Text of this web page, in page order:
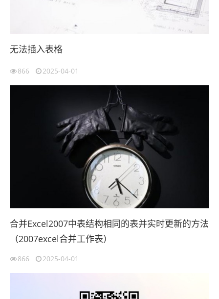
无法插入表格
866 2025-04-01
合并Excel2007中表结构相同的表并实时更新的方法
（2007excel合并工作表）
866 2025-04-01